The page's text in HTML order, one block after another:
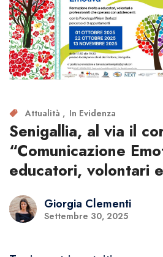
Attualità In Evidenza
Senigallia, al via il
“Comunicazione
educatori, volontari
Giorgia Clementi
Settembre 30, 2025